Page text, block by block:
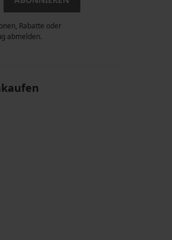
Rabatte oder
abmelden.